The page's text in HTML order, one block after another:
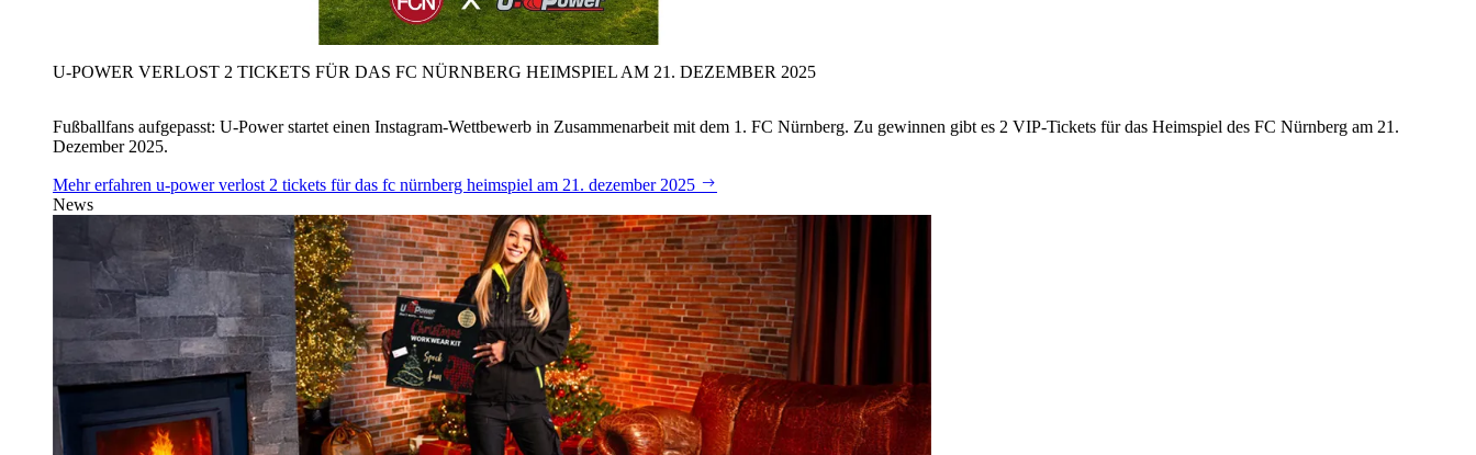
U‑POWER VERLOST 2 TICKETS FÜR DAS FC NÜRNBERG HEIMSPIEL AM 21. DEZEMBER 2025
Fußballfans aufgepasst: U‑Power startet einen Instagram-Wettbewerb in Zusammenarbeit mit dem 1. FC Nürnberg. Zu gewinnen gibt es 2 VIP-Tickets für das Heimspiel des FC Nürnberg am 21.
Dezember 2025.
Mehr erfahren u‑power verlost 2 tickets für das fc nürnberg heimspiel am 21. dezember 2025
News